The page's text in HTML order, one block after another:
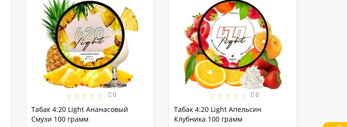
0
Табак 4:20 Light Ананасовый
Смузи 100 грамм
0
Табак 4:20 Light Апельсин
Клубника 100 грамм